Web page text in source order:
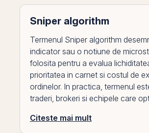
Sniper algorithm
Termenul Sniper algorithm
indicator sau o notiune de
folosita pentru a evalua
prioritatea in carnet si costul de
ordinelor. In practica, termenul
traderi, brokeri si echipele care
Citeste mai mult